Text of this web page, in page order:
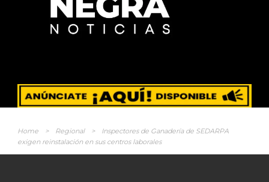
Home > Regional >
Inspectores de Ganadería de SEDARPA
exigen reinstalación en sus centros laborales